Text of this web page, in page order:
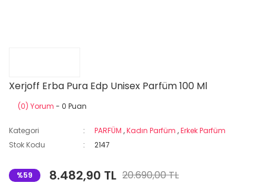
Xerjoff Erba Pura Edp Unisex Parfüm 100 Ml
(0) Yorum - 0 Puan
Kategori PARFÜM ,Kadın Parfüm ,Erkek Parfüm
Stok Kodu
2147
%59 8.482,90 TL 20.690,00 TL